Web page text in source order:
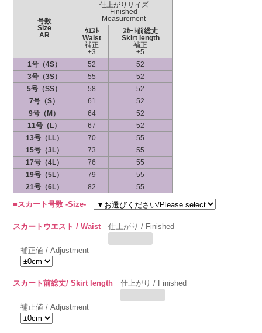
号数
Size
AR
仕上がりサイズ
Finished
Measurement
ｳｴｽﾄ
Waist
補正
±3
ｽｶｰﾄ前総丈
Skirt length
補正
±5
1号（4S）
52
52
3号（3S）
55
52
5号（SS）
58
52
7号（S）
61
52
9号（M）
64
52
11号（L）
67
52
13号（LL）
70
55
15号（3L）
73
55
17号（4L）
76
55
19号（5L）
79
55
21号（6L）
82 55
■スカート号数 -Size-
スカートウエスト / Waist 仕上がり / Finished
補正値 / Adjustment
スカート前総丈/ Skirt length 仕上がり / Finished
補正値 / Adjustment